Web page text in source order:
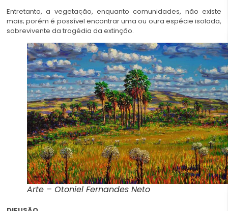
Entretanto, a vegetação, enquanto comunidades, não existe
mais; porém é possível encontrar uma ou oura espécie isolada,
sobrevivente da tragédia da extinção.
Arte – Otoniel Fernandes Neto